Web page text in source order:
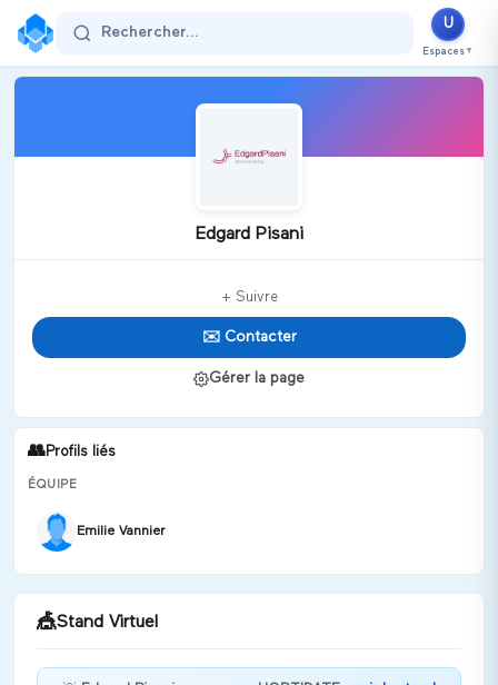
Rechercher...
U
Espaces ▼
Edgard Pisani
+ Suivre
✉️ Contacter
Gérer la page
👥Profils liés
ÉQUIPE
Emilie Vannier
🎪Stand Virtuel